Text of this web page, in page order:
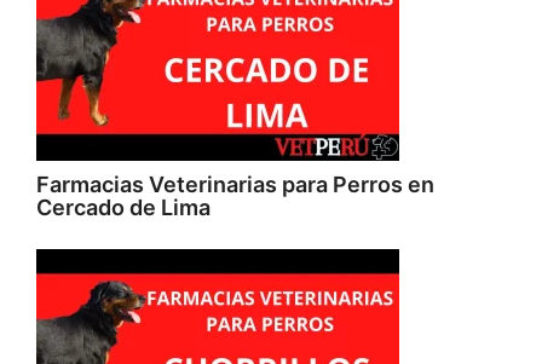
Farmacias Veterinarias para Perros en
Cercado de Lima